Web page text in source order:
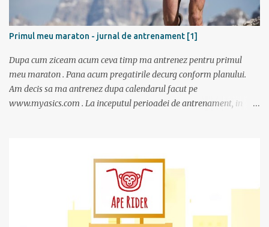
Primul meu maraton - jurnal de antrenament [1]
Dupa cum ziceam acum ceva timp ma antrenez pentru primul
meu maraton . Pana acum pregatirile decurg conform planului.
Am decis sa ma antrenez dupa calendarul facut pe
www.myasics.com . La inceputul perioadei de antrenament, in
saptamana imi propun sa alerg (de doua ori), care sunt zilele
preferate de antrenament. Apoi site-ul mi-a generat un calendar
pentru urmatoarele luni imi care mi se spune cati km am de
alergat la fiecare antrenament si ce timp ar trebui sa scot.
Consider ca este un program foarte bun mai ales ca nu am un